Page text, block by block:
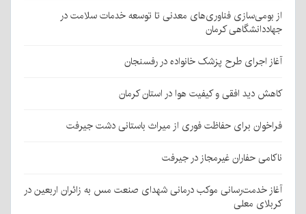
از بومی‌سازی فناوری‌های معدنی تا توسعه خدمات سلامت در
جهاددانشگاهی کرمان
آغاز اجرای طرح پزشک خانواده در رفسنجان
کاهش دید افقی و کیفیت هوا در استان کرمان
فراخوان برای حفاظت فوری از میراث باستانی دشت جیرفت
ناکامی حفاران غیرمجاز در جیرفت
آغاز خدمت‌رسانی موکب درمانی شهدای صنعت مس به زائران اربعین در
کربلای معلی